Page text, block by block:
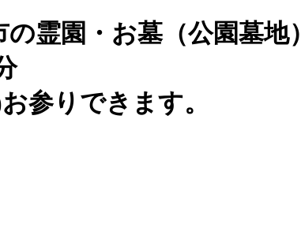
霊園・お墓（公園墓地）
参りできます。